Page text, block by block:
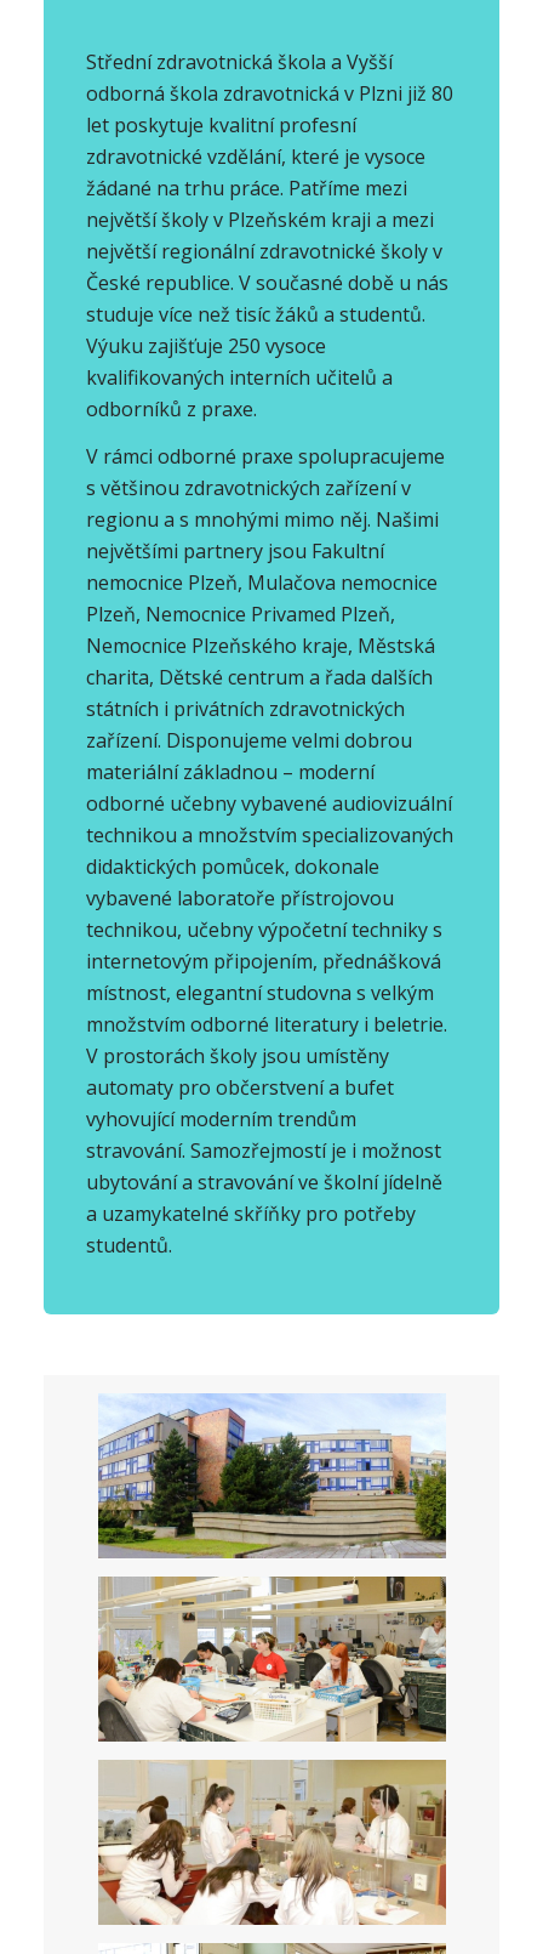
Střední zdravotnická škola a Vyšší
odborná škola zdravotnická v Plzni již 80
let poskytuje kvalitní profesní
zdravotnické vzdělání, které je vysoce
žádané na trhu práce. Patříme mezi
největší školy v Plzeňském kraji a mezi
největší regionální zdravotnické školy v
České republice. V současné době u nás
studuje více než tisíc žáků a studentů.
Výuku zajišťuje 250 vysoce
kvalifikovaných interních učitelů a
odborníků z praxe.
V rámci odborné praxe spolupracujeme
s většinou zdravotnických zařízení v
regionu a s mnohými mimo něj. Našimi
největšími partnery jsou Fakultní
nemocnice Plzeň, Mulačova nemocnice
Plzeň, Nemocnice Privamed Plzeň,
Nemocnice Plzeňského kraje, Městská
charita, Dětské centrum a řada dalších
státních i privátních zdravotnických
zařízení. Disponujeme velmi dobrou
materiální základnou – moderní
odborné učebny vybavené audiovizuální
technikou a množstvím specializovaných
didaktických pomůcek, dokonale
vybavené laboratoře přístrojovou
technikou, učebny výpočetní techniky s
internetovým připojením, přednášková
místnost, elegantní studovna s velkým
množstvím odborné literatury i beletrie.
V prostorách školy jsou umístěny
automaty pro občerstvení a bufet
vyhovující moderním trendům
stravování. Samozřejmostí je i možnost
ubytování a stravování ve školní jídelně
a uzamykatelné skříňky pro potřeby
studentů.